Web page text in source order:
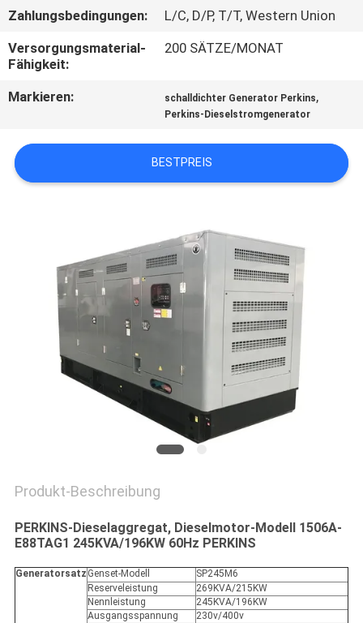
VERBINDUNG
FORDERN
SIE EIN
SITEMAP
POLICY
Zahlungsbedingungen:
L/C, D/P, T/T, Western Union
Versorgungsmaterial-
Fähigkeit:
200 SÄTZE/MONAT
Markieren: schalldichter Generator Perkins,
Perkins-Dieselstromgenerator
BESTPREIS
Produkt-Beschreibung
PERKINS-Dieselaggregat, Dieselmotor-Modell 1506A-
E88TAG1 245KVA/196KW 60Hz PERKINS
Generatorsatz Genset-Modell
SP245M6
Reserveleistung
269KVA/215KW
Nennleistung
245KVA/196KW
Ausgangsspannung
230v/400v